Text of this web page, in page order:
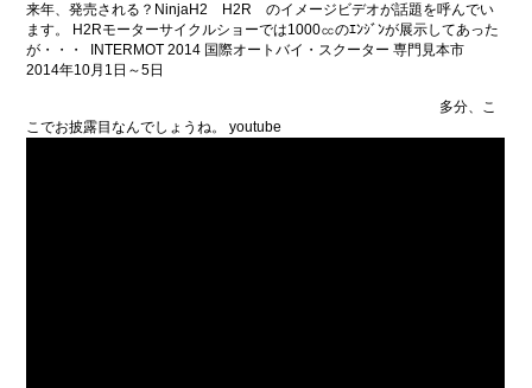
来年、発売される？NinjaH2 H2R のイメージビデオが話題を呼んでい
ます。 H2Rモーターサイクルショーでは1000㏄のｴﾝｼﾞﾝが展示してあった
が・・・
INTERMOT 2014 国際オートバイ・スクーター 専門見本市
2014年10月1日～5日
多分、こ
こでお披露目なんでしょうね。 youtube